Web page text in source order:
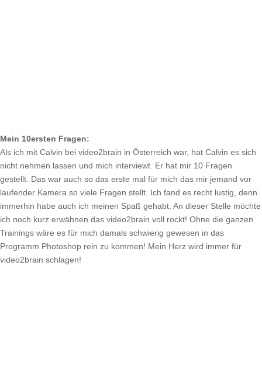
Mein 10ersten Fragen:
Als ich mit Calvin bei video2brain in Österreich war, hat Calvin es sich
nicht nehmen lassen und mich interviewt. Er hat mir 10 Fragen
gestellt. Das war auch so das erste mal für mich das mir jemand vor
laufender Kamera so viele Fragen stellt. Ich fand es recht lustig, denn
immerhin habe auch ich meinen Spaß gehabt. An dieser Stelle möchte
ich noch kurz erwähnen das video2brain voll rockt! Ohne die ganzen
Trainings wäre es für mich damals schwierig gewesen in das
Programm Photoshop rein zu kommen! Mein Herz wird immer für
video2brain schlagen!